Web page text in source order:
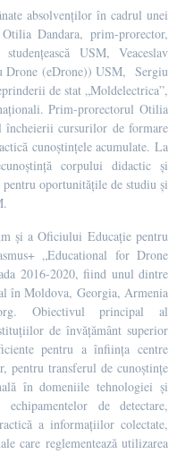
absolvenților în cadrul unei
Dandara, prim-prorector,
USM, Veaceslav
Drone (eDrone)) USM, Sergiu
de stat „Moldelectrica”,
Prim-prorectorul Otilia
cursurilor de formare
cunoștințele acumulate. La
corpului didactic și
oportunitățile de studiu și
și a Oficiului Educație pentru
„Educational for Drone
2016-2020, fiind unul dintre
în Moldova, Georgia, Armenia
Obiectivul principal al
de învățământ superior
pentru a înființa centre
pentru transferul de cunoștințe
în domeniile tehnologiei și
de detectare,
a informațiilor colectate,
care reglementează utilizarea